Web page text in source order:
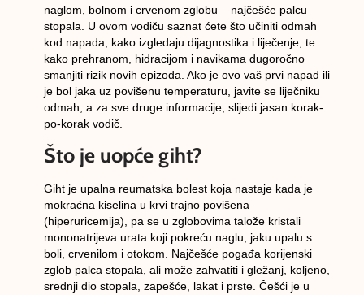
naglom, bolnom i crvenom zglobu – najčešće palcu
stopala. U ovom vodiču saznat ćete što učiniti odmah
kod napada, kako izgledaju dijagnostika i liječenje, te
kako prehranom, hidracijom i navikama dugoročno
smanjiti rizik novih epizoda. Ako je ovo vaš prvi napad ili
je bol jaka uz povišenu temperaturu, javite se liječniku
odmah , a za sve druge informacije, slijedi jasan korak-
po-korak vodič.
Što je uopće giht?
Gihtje upalna reumatska bolest koja nastaje kada je
mokraćna kiselina u krvi trajno povišena
(hiperuricemija), pa se u zglobovima talože kristali
mononatrijeva uratakoji pokreću naglu, jaku upalu s
boli, crvenilom i otokom. Najčešće pogađa korijenski
zglob palca stopala, ali može zahvatiti i gležanj, koljeno,
srednji dio stopala, zapešće, lakati prste. Češći je u